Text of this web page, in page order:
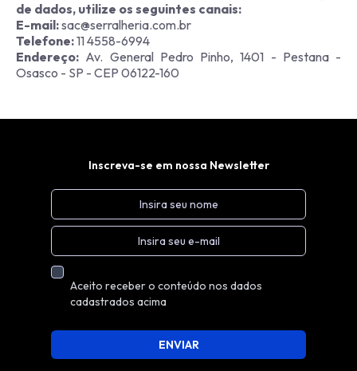
de dados, utilize os seguintes canais:
E-mail:sac@serralheria.com.br
Telefone:11 4558-6994
Endereço: Av. General Pedro Pinho, 1401 - Pestana -
Osasco - SP - CEP 06122-160
Inscreva-se em nossa Newsletter
Aceito receber o conteúdo nos dados
cadastrados acima
ENVIAR